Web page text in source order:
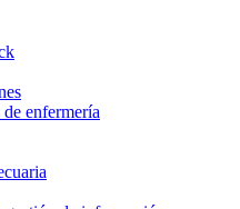
enfermería